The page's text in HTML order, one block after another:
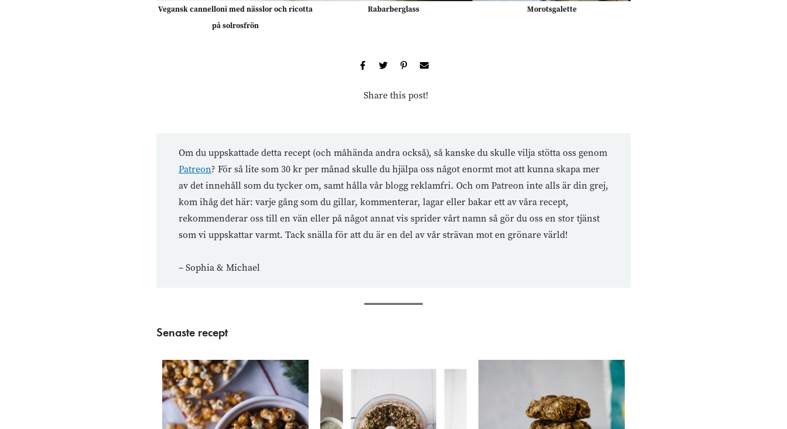
Vegansk cannelloni med nässlor och ricotta
på solrosfrön
Rabarberglass Morotsgalette
Share this post!
Om du uppskattade detta recept (och måhända andra också), så kanske du skulle vilja stötta oss genom
Patreon? För så lite som 30 kr per månad skulle du hjälpa oss något enormt mot att kunna skapa mer
av det innehåll som du tycker om, samt hålla vår blogg reklamfri. Och om Patreon inte alls är din grej,
kom ihåg det här: varje gång som du gillar, kommenterar, lagar eller bakar ett av våra recept,
rekommenderar oss till en vän eller på något annat vis sprider vårt namn så gör du oss en stor tjänst
som vi uppskattar varmt. Tack snälla för att du är en del av vår strävan mot en grönare värld!
– Sophia & Michael
Senaste recept